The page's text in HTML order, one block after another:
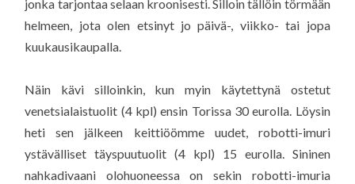
jonka tarjontaa selaan kroonisesti. Silloin tällöin törmään
helmeen, jota olen etsinyt jo päivä-, viikko- tai jopa
kuukausikaupalla.
Näin kävi silloinkin, kun myin käytettynä ostetut
venetsialaistuolit (4 kpl) ensin Torissa 30 eurolla. Löysin
heti sen jälkeen keittiöömme uudet, robotti-imuri
ystävälliset täyspuutuolit (4 kpl) 15 eurolla. Sininen
nahkadivaani olohuoneessa on sekin robotti-imuria